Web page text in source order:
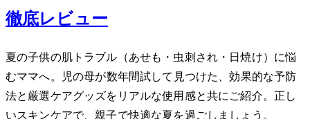
徹底レビュー
夏の子供の肌トラブル（あせも・虫刺され・日焼け）に悩
むママへ。2児の母が数年間試して見つけた、効果的な予防
法と厳選ケアグッズをリアルな使用感と共にご紹介。正し
いスキンケアで、親子で快適な夏を過ごしましょう。